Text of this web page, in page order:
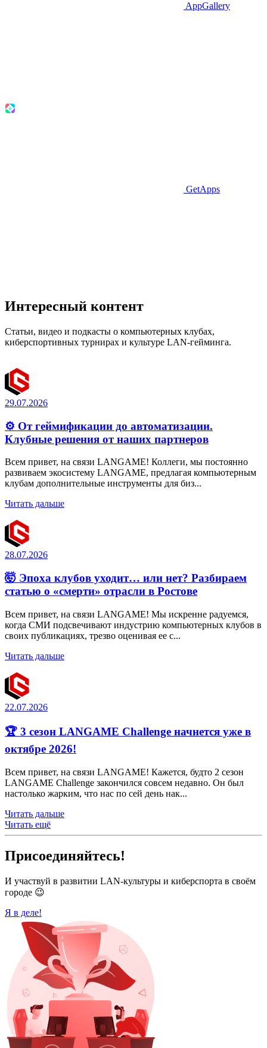
AppGallery
GetApps
Интересный контент
Статьи, видео и подкасты о компьютерных клубах,
киберспортивных турнирах и культуре LAN-гейминга.
29.07.2026
⚙️ От геймификации до автоматизации.
Клубные решения от наших партнеров
Всем привет, на связи LANGAME! Коллеги, мы постоянно
развиваем экосистему LANGAME, предлагая компьютерным
клубам дополнительные инструменты для биз...
Читать дальше
28.07.2026
🤯 Эпоха клубов уходит… или нет? Разбираем
статью о «смерти» отрасли в Ростове
Всем привет, на связи LANGAME! Мы искренне радуемся,
когда СМИ подсвечивают индустрию компьютерных клубов в
своих публикациях, трезво оценивая ее с...
Читать дальше
22.07.2026
🏆 3 сезон LANGAME Challenge начнется уже в
октябре 2026!
Всем привет, на связи LANGAME! Кажется, будто 2 сезон
LANGAME Challenge закончился совсем недавно. Он был
настолько жарким, что нас по сей день нак...
Читать дальше
Читать ещё
Присоединяйтесь!
И участвуй в развитии LAN-культуры и киберспорта в своём
городе 😉
Я в деле!